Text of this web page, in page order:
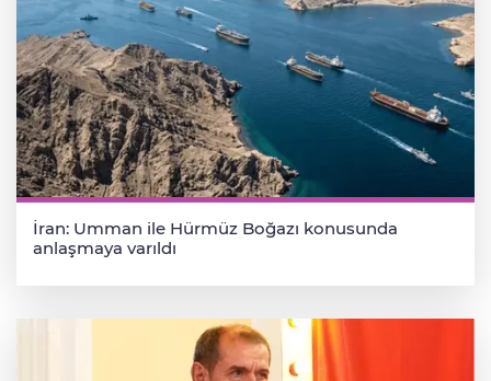
İran: Umman ile Hürmüz Boğazı konusunda
anlaşmaya varıldı